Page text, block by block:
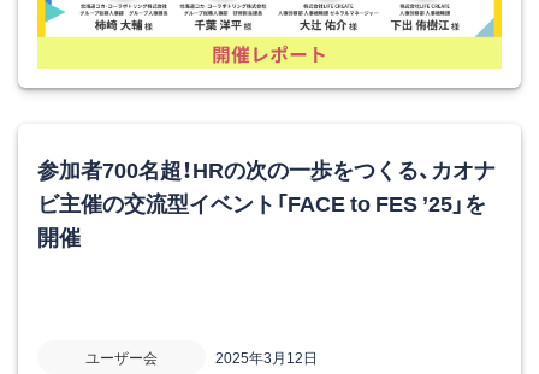
参加者700名超！HRの次の一歩をつくる、カオナ
ビ主催の交流型イベント「FACE to FES ’25」を
開催
ユーザー会 2025年3月12日